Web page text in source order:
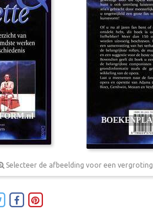
Selecteer de afbeelding voor een vergroting